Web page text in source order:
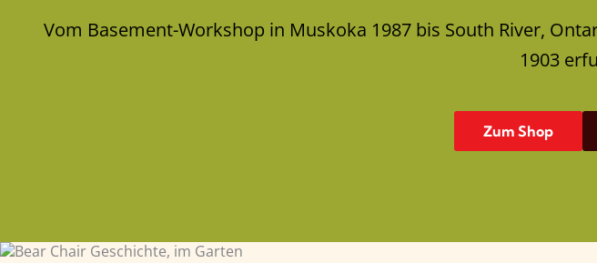
Vom Basement-Workshop in Muskoka 1987 bis South River,
1903
Zum Shop